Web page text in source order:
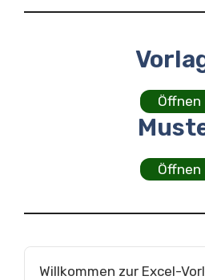
Öffnen
Öffnen
Willkommen zur Excel-